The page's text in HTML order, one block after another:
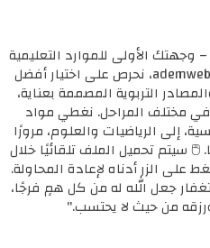
🎓 مرحبًا بك في ademweb.com – وجهتك الأولى للموارد التعليمية
المجانية والمميزة! 📚 في ademweb.com، نحرص على اختيار أفضل
التربوية المصممة بعناية،
مختلف المراحل. نغطي مواد
إلى الرياضيات والعلوم، مرورًا
🖱️ سيتم تحميل الملف تلقائيًا خلال
على الزر أدناه لإعادة المحاولة.
جعل الله له من كل همٍ فرجًا،
من حيث لا يحتسب."